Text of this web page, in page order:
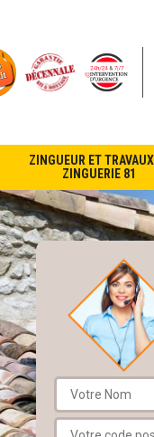
ZINGUEUR ET
ZINGUERIE 81